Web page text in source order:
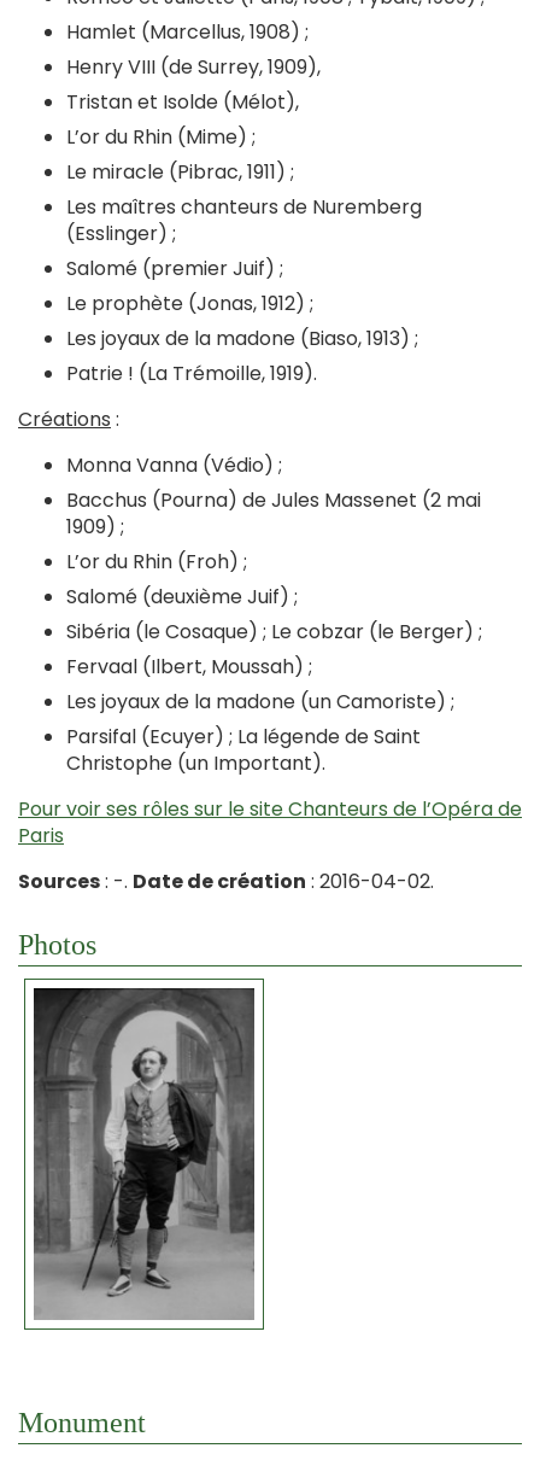
Hamlet (Marcellus, 1908) ;
Henry VIII (de Surrey, 1909),
Tristan et Isolde (Mélot),
L’or du Rhin (Mime) ;
Le miracle (Pibrac, 1911) ;
Les maîtres chanteurs de Nuremberg
(Esslinger) ;
Salomé (premier Juif) ;
Le prophète (Jonas, 1912) ;
Les joyaux de la madone (Biaso, 1913) ;
Patrie ! (La Trémoille, 1919).
Créations :
Monna Vanna (Védio) ;
Bacchus (Pourna) de Jules Massenet (2 mai
1909) ;
L’or du Rhin (Froh) ;
Salomé (deuxième Juif) ;
Sibéria (le Cosaque) ; Le cobzar (le Berger) ;
Fervaal (Ilbert, Moussah) ;
Les joyaux de la madone (un Camoriste) ;
Parsifal (Ecuyer) ; La légende de Saint
Christophe (un Important).
Pour voir ses rôles sur le site Chanteurs de l’Opéra de
Paris
Sources: -. Date de création : 2016-04-02.
Photos
Monument